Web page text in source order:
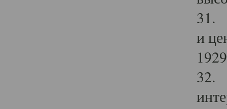
31.
и
32.